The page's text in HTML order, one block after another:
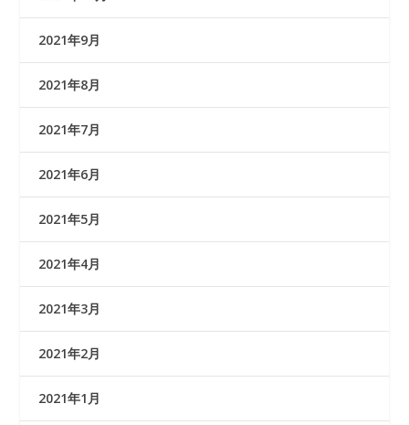
2021年9月
2021年8月
2021年7月
2021年6月
2021年5月
2021年4月
2021年3月
2021年2月
2021年1月